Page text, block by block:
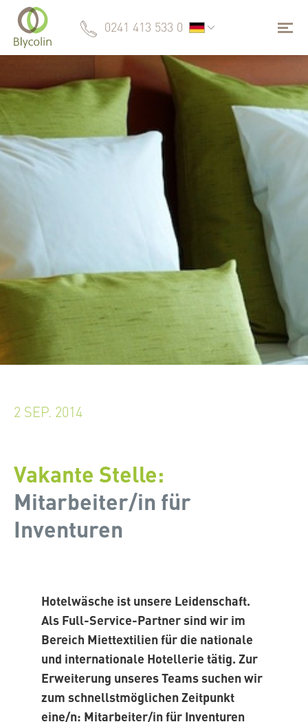
0241 413 533 0
2 SEP. 2014
Vakante Stelle:
Mitarbeiter/in für
Inventuren
Hotelwäsche ist unsere Leidenschaft.
Als Full-Service-Partner sind wir im
Bereich Miettextilien für die nationale
und internationale Hotellerie tätig. Zur
Erweiterung unseres Teams suchen wir
zum schnellstmöglichen Zeitpunkt
eine/n: Mitarbeiter/in für Inventuren